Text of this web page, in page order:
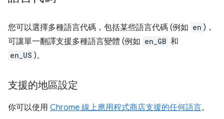
您可以選擇多種語言代碼，包括某些語言代碼 (例如 en )，
可讓單一翻譯支援多種語言變體 (例如 en_GB 和
en_US )。
支援的地區設定
你可以使用 Chrome 線上應用程式商店支援的任何語言。